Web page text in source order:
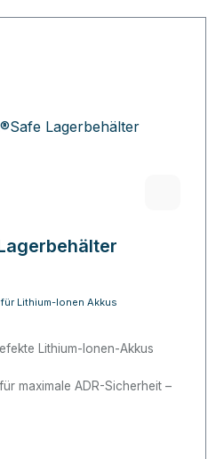
Lithium-Ionen Akkus
Lithium-Ionen-Akkus
maximale ADR-Sicherheit –